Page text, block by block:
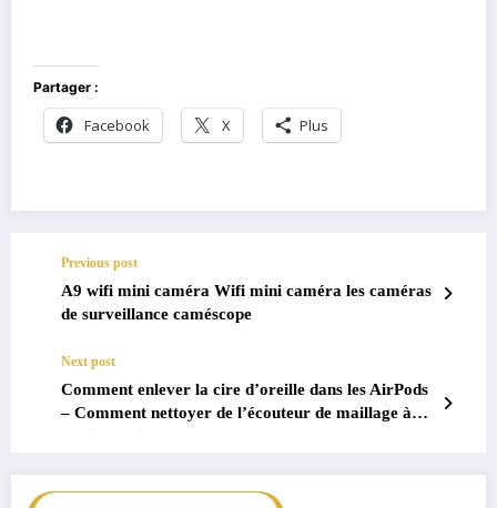
Partager :
Facebook X Plus
Previous post
A9 wifi mini caméra Wifi mini caméra les caméras
de surveillance caméscope
Next post
Comment enlever la cire d’oreille dans les AirPods
– Comment nettoyer de l’écouteur de maillage à
partir de cire